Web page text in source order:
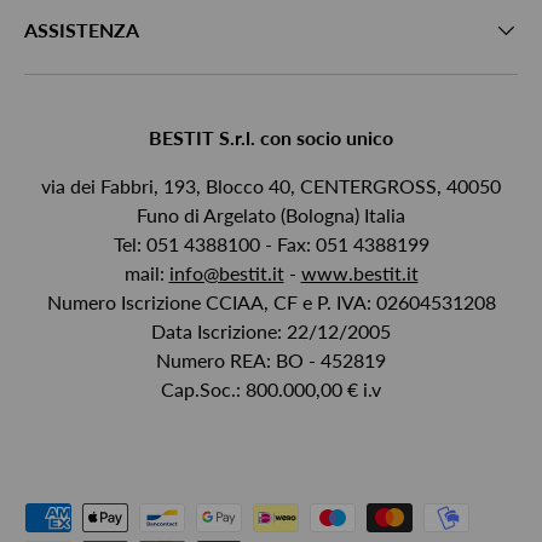
ASSISTENZA
BESTIT S.r.l. con socio unico
via dei Fabbri, 193, Blocco 40, CENTERGROSS, 40050
Funo di Argelato (Bologna) Italia
Tel: 051 4388100 - Fax: 051 4388199
mail: info@bestit.it- www.bestit.it
Numero Iscrizione CCIAA, CF e P. IVA: 02604531208
Data Iscrizione: 22/12/2005
Numero REA: BO - 452819
Cap.Soc.: 800.000,00 € i.v
Metodi di pagamento accettati